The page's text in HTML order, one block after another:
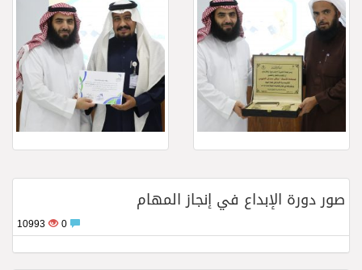
صور دورة الإبداع في إنجاز المهام
10993